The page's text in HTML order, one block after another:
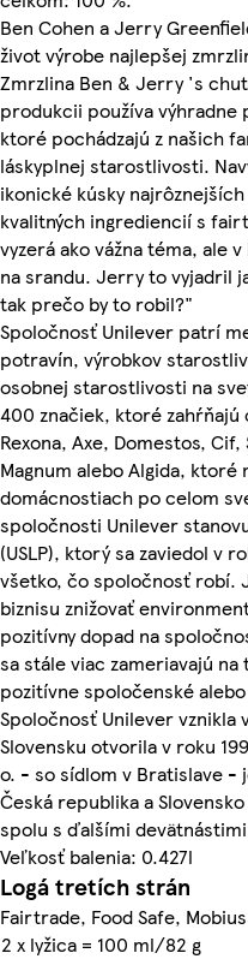
Ben Cohen a Jerry
život výrobe najlepšej
Zmrzlina Ben & Jerry 's
produkcii používa
ktoré pochádzajú z našich
láskyplnej starostlivosti.
ikonické kúsky
kvalitných ingrediencií s
vyzerá ako vážna téma, ale
na srandu. Jerry to vyjadril
tak prečo by to robil?"
Spoločnosť Unilever patrí
potravín, výrobkov
osobnej starostlivosti na
400 značiek, ktoré zahŕňajú
Rexona, Axe, Domestos,
Magnum alebo Algida,
domácnostiach po celom
spoločnosti Unilever
(USLP), ktorý sa zaviedol v
všetko, čo spoločnosť robí.
biznisu znižovať
pozitívny dopad na
sa stále viac zameriavajú
pozitívne spoločenské
Spoločnosť Unilever vznikla
Slovensku otvorila v roku
o. - so sídlom v Bratislave -
Česká republika a
spolu s ďalšími
Veľkosť balenia: 0.427l
Logá tretích strán
Fairtrade, Food Safe,
2 x lyžica = 100 ml/82 g